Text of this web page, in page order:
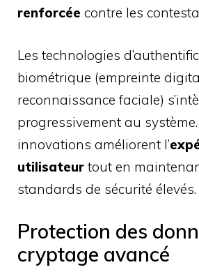
renforcée contre les
Les technologies
biométrique (empreinte
reconnaissance faciale)
progressivement au système.
innovations améliorent l’
utilisateur tout en
standards de sécurité élevés.
Protection des
cryptage avancé